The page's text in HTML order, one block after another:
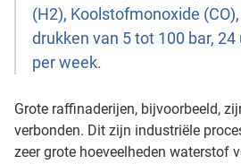
(H2), Koolstofmonoxide
drukken van 5 tot 100 bar, 24
per week.
Grote raffinaderijen, bijvoorbeeld,
verbonden. Dit zijn industriële
zeer grote hoeveelheden waterstof